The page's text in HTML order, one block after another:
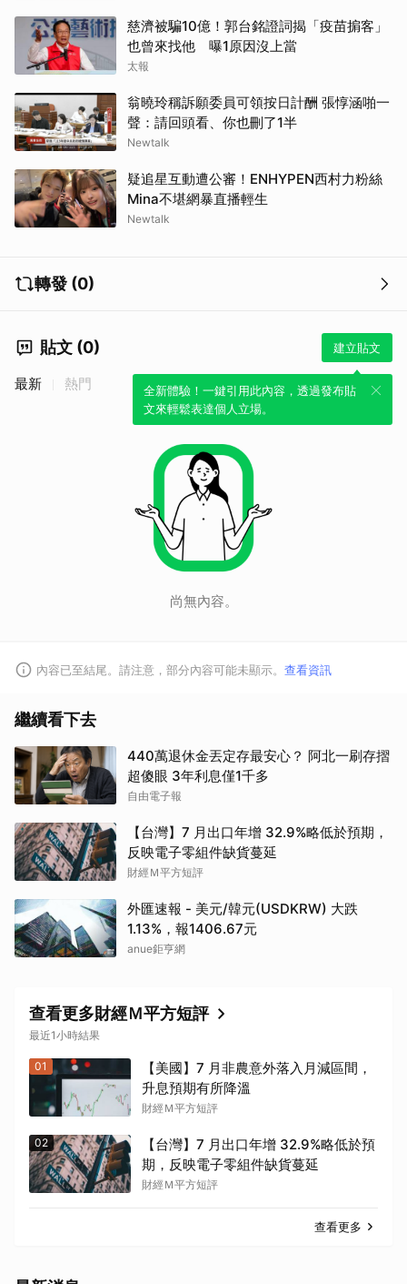
慈濟被騙10億！郭台銘證詞揭「疫苗掮客」
也曾來找他 曝1原因沒上當
太報
翁曉玲稱訴願委員可領按日計酬 張惇涵啪一
聲：請回頭看、你也刪了1半
Newtalk
疑追星互動遭公審！ENHYPEN西村力粉絲
Mina不堪網暴直播輕生
Newtalk
轉發 (0)
貼文 (0) 建立貼文
全新體驗！一鍵引用此內容，透過發布貼
文來輕鬆表達個人立場。
最新 熱門
尚無內容。
內容已至結尾。請注意，部分內容可能未顯示。 查看資訊
繼續看下去
440萬退休金丟定存最安心？ 阿北一刷存摺
超傻眼 3年利息僅1千多
自由電子報
【台灣】7 月出口年增 32.9%略低於預期，
反映電子零組件缺貨蔓延
財經Ｍ平方短評
外匯速報 - 美元/韓元(USDKRW) 大跌
1.13%，報1406.67元
anue鉅亨網
查看更多財經Ｍ平方短評
最近1小時結果
01
【美國】7 月非農意外落入月減區間，
升息預期有所降溫
財經Ｍ平方短評
02
【台灣】7 月出口年增 32.9%略低於預
期，反映電子零組件缺貨蔓延
財經Ｍ平方短評
查看更多